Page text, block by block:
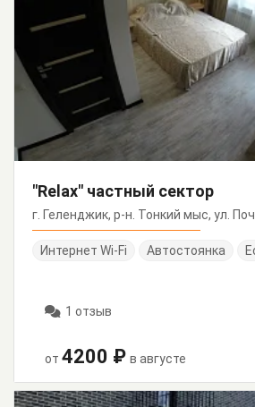
"Relax" частный сектор
г. Геленджик, р-н. Тонкий мыс, ул.
Интернет Wi-Fi Автостоянка
1 отзыв
от 4200 ₽ в августе